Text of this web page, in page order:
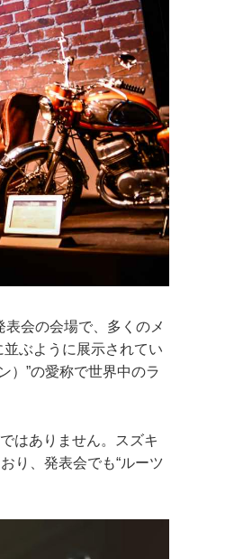
会の会場で、多くのメ
ぶように展示されてい
）”の愛称で世界中のラ
はありません。スズキ
り、発表会でも“ルーツ